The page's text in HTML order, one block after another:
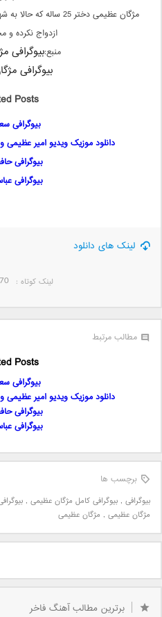
مژگان عظیمی دختر 25
ازدواج نکرده و
منبع:بیوگرافی
بیوگرافی
Posts:
بیوگرافی
دانلود موزیک ویدیو امیر
بیوگرافی
بیوگرافی
لینک های دانلود
لینک کوتاه‌ :
مطالب مرتبط
Posts:
بیوگرافی
دانلود موزیک ویدیو امیر
بیوگرافی
بیوگرافی
برچسب ها
بیوگرافی , بیوگرافی کامل مژگان عظیمی ,
مژگان عظیمی , مژگان عظیمی
برترین مطالب آهنگ فاخر